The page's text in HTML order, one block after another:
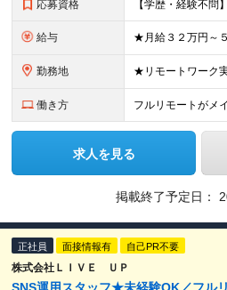
応募資格
給与
勤務地
働き方 フルリモートがメ
求人を見る
掲載終了予定日：
正社員 面接情報有 自己PR不要
株式会社ＬＩＶＥ ＵＰ